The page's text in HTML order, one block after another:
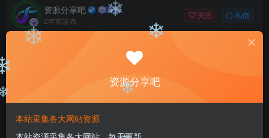
资源分享吧
2年前发布
关注 私信
此内容为付费阅读，请付费后查看
9.9
黄金会员免费
资源分享吧
本站采集各大网站资源
❄
❄
❄
❄
❄